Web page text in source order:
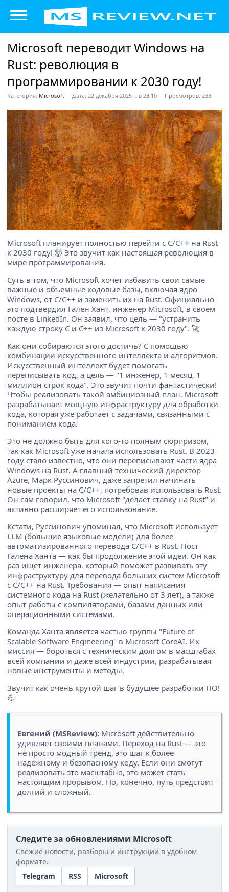
Microsoft переводит Windows на
Rust: революция в
программировании к 2030 году!
Категория: Microsoft Дата: 22 декабря 2025 г. в 23:10 Просмотров: 233
Microsoft планирует полностью перейти с C/C++ на Rust
к 2030 году! 🤯 Это звучит как настоящая революция в
мире программирования.
Суть в том, что Microsoft хочет избавить свои самые
важные и объемные кодовые базы, включая ядро
Windows, от C/C++ и заменить их на Rust. Официально
это подтвердил Гален Хант, инженер Microsoft, в своем
посте в LinkedIn. Он заявил, что цель — "устранить
каждую строку C и C++ из Microsoft к 2030 году". 🚀
Как они собираются этого достичь? С помощью
комбинации искусственного интеллекта и алгоритмов.
Искусственный интеллект будет помогать
переписывать код, а цель — "1 инженер, 1 месяц, 1
миллион строк кода". Это звучит почти фантастически!
Чтобы реализовать такой амбициозный план, Microsoft
разрабатывает мощную инфраструктуру для обработки
кода, которая уже работает с задачами, связанными с
пониманием кода.
Это не должно быть для кого-то полным сюрпризом,
так как Microsoft уже начала использовать Rust. В 2023
году стало известно, что они переписывают части ядра
Windows на Rust. А главный технический директор
Azure, Марк Руссинович, даже запретил начинать
новые проекты на C/C++, потребовав использовать Rust.
Он сам говорил, что Microsoft "делает ставку на Rust" и
активно расширяет его использование.
Кстати, Руссинович упоминал, что Microsoft использует
LLM (большие языковые модели) для более
автоматизированного перевода C/C++ в Rust. Пост
Галена Ханта — как бы продолжение этой идеи. Он как
раз ищет инженера, который поможет развивать эту
инфраструктуру для перевода больших систем Microsoft
с C/C++ на Rust. Требования — опыт написания
системного кода на Rust (желательно от 3 лет), а также
опыт работы с компиляторами, базами данных или
операционными системами.
Команда Ханта является частью группы "Future of
Scalable Software Engineering" в Microsoft CoreAI. Их
миссия — бороться с техническим долгом в масштабах
всей компании и даже всей индустрии, разрабатывая
новые инструменты и методы.
Звучит как очень крутой шаг в будущее разработки ПО!
💪
Евгений (MSReview): Microsoft действительно
удивляет своими планами. Переход на Rust — это
не просто модный тренд, это шаг к более
надежному и безопасному коду. Если они смогут
реализовать это масштабно, это может стать
настоящим прорывом. Но, конечно, путь предстоит
долгий и сложный.
Следите за обновлениями Microsoft
Свежие новости, разборы и инструкции в удобном
формате.
Telegram
RSS Microsoft